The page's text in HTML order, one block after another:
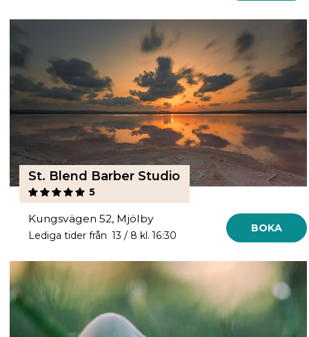
St. Blend Barber Studio
5
Kungsvägen 52, Mjölby
Lediga tider från 13 / 8 kl. 16:30
BOKA